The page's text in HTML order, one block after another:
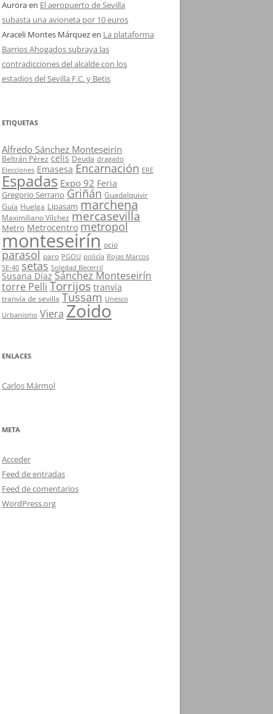
Auroraen El aeropuerto de Sevilla
subasta una avioneta por 10 euros
Araceli Montes Márquezen La plataforma
Barrios Ahogados subraya las
contradicciones del alcalde con los
estadios del Sevilla F.C. y Betis
ETIQUETAS
Alfredo Sánchez Monteseirín
Beltrán Pérez celis Deuda dragado
Elecciones Emasesa Encarnación ERE
Espadas Expo 92 Feria
Gregorio Serrano Griñán Guadalquivir
Guía Huelga Lipasam marchena
Maximiliano Vílchez mercasevilla
Metro Metrocentro metropol
monteseirín ocio
parasol paro PGOU policía Rojas Marcos
SE-40 setas Soledad Becerril
Susana Díaz Sánchez Monteseirín
torre Pelli Torrijos tranvía
tranvía de sevilla Tussam Unesco
Urbanismo Viera Zoido
ENLACES
Carlos Mármol
META
Acceder
Feed de entradas
Feed de comentarios
WordPress.org